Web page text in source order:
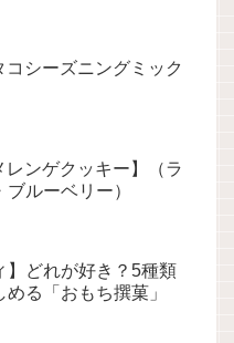
コシーズニングミック
レンゲクッキー】（ラ
ブルーベリー）
】どれが好き？5種類
る「おもち撰菓」